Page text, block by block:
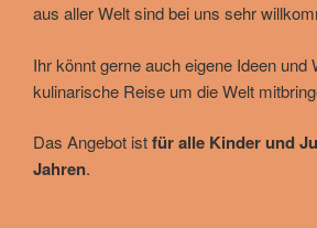
aus aller Welt sind bei uns sehr
Ihr könnt gerne auch eigene Ideen und
kulinarische Reise um die Welt
Das Angebot istfür alle Kinder und
Jahren.